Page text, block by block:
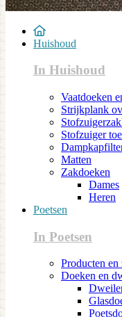
Huishoud
In Huishoud
Vaatdoeken
Strijkplank
Stofzuiger
Matten
Zakdoeken
Dames
Heren
Poetsen
In Poetsen
Producten en
Doeken en